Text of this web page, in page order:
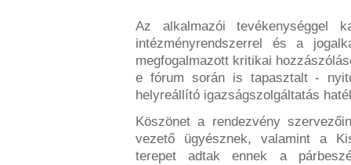
Az alkalmazói tevékenységgel
intézményrendszerrel és a
megfogalmazott kritikai
e fórum során is tapasztalt -
helyreállító igazságszolgáltatás
Köszönet a rendezvény
vezető ügyésznek, valamint a
terepet adtak ennek a